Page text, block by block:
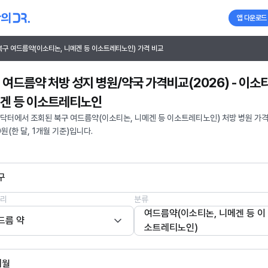
앱 다운로드
구 여드름약(이소티논, 니메겐 등 이소트레티노인) 가격 비교
여드름약 처방 성지 병원/약국 가격비교(2026) - 이소
등 이소트레티노인
터에서 조회된 북구 여드름약(이소티논, 니메겐 등 이소트레티노인) 처방 병원 가
(한 달, 1개월 기준)입니다.
름 약
분류
여드름약(이소티논, 니메겐 등 이
소트레티노인)